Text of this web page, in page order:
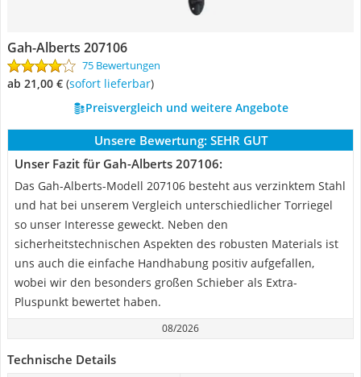
Gah-Alberts 207106
75 Bewertungen
ab 21,00 € ( Sofort lieferbar)
Preisvergleich und weitere Angebote
Unsere Bewertung: SEHR GUT
Unser Fazit für Gah-Alberts 207106:
Das Gah-Alberts-Modell 207106 besteht aus verzinktem Stahl
und hat bei unserem Vergleich unterschiedlicher Torriegel
so unser Interesse geweckt. Neben den
sicherheitstechnischen Aspekten des robusten Materials ist
uns auch die einfache Handhabung positiv aufgefallen,
wobei wir den besonders großen Schieber als Extra-
Pluspunkt bewertet haben.
08/2026
Technische Details